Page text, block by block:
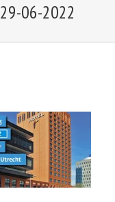
06-2022